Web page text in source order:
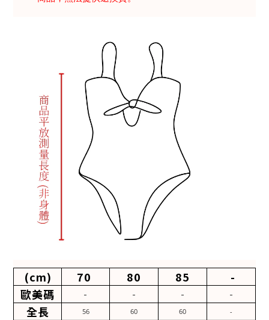
(cm) 70 80 85
-
歐美碼
- - - -
全長 56 60 60 -